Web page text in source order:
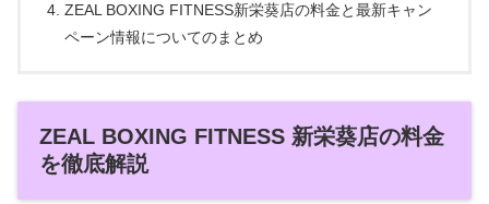
ZEAL BOXING FITNESS新栄葵店の料金と最新キャン
ペーン情報についてのまとめ
ZEAL BOXING FITNESS 新栄葵店の料金
を徹底解説